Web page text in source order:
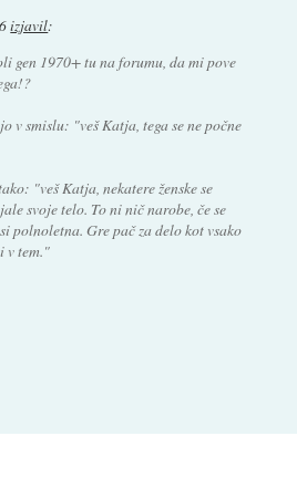
izjavil:
gen 1970+ tu na forumu, da mi pove
v smislu: "veš Katja, tega se ne počne
"veš Katja, nekatere ženske se
svoje telo. To ni nič narobe, če se
polnoletna. Gre pač za delo kot vsako
v tem."